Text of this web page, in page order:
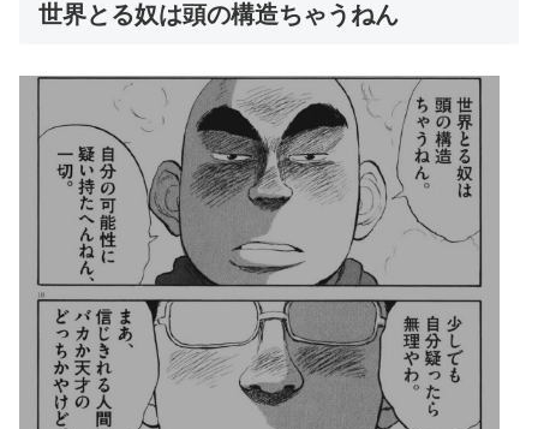
世界とる奴は頭の構造ちゃうねん